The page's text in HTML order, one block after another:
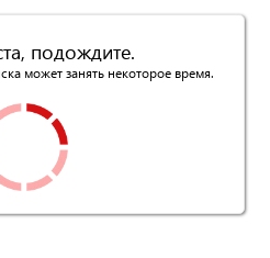
подождите.
может занять некоторое время.